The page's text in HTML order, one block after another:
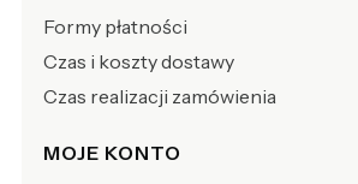
Formy płatności
Czas i koszty dostawy
Czas realizacji zamówienia
MOJE KONTO